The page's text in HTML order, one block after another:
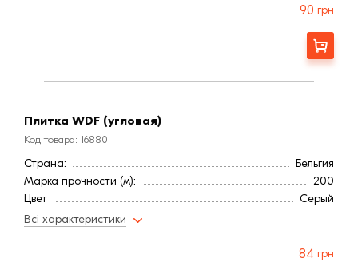
101
200
Серый
90 грн
Заказать
Плитка WDF (угловая)
Код товара: 16880
Страна:
Бельгия
Марка прочности (м):
200
Цвет
Серый
Фактура
Всі характеристики
84 грн